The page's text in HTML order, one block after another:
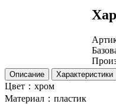
Описание Характеристики
Цвет：хром
Материал：пластик